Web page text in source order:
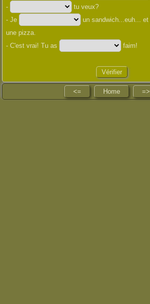
-
tu veux?
- Je
un sandwich...euh... et
une pizza.
- C'est vrai! Tu as
faim!
Vérifier
<= Home =>